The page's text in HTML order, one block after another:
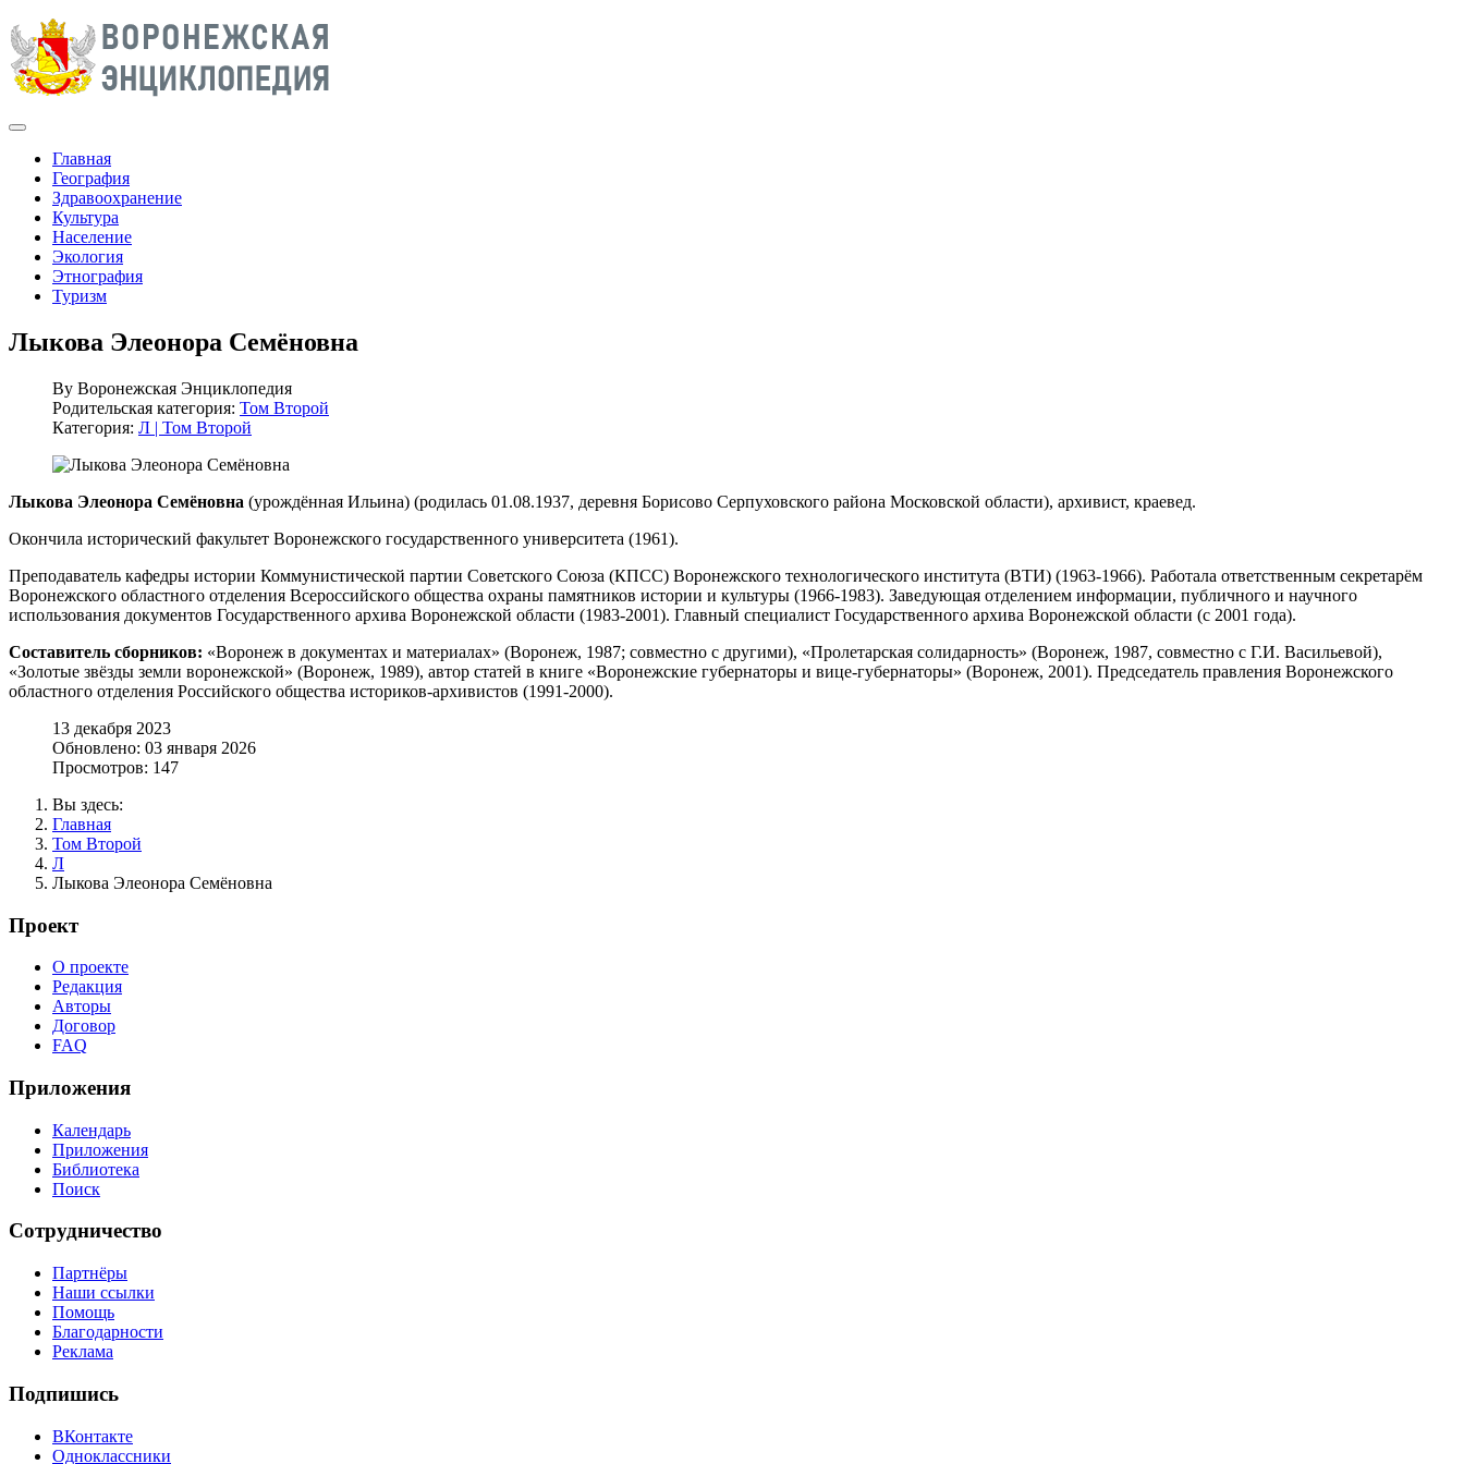
Главная
География
Здравоохранение
Культура
Население
Экология
Этнография
Туризм
Лыкова Элеонора Семёновна
By Воронежская Энциклопедия
Родительская категория: Том Второй
Категория: Л | Том Второй
Лыкова Элеонора Семёновна (урождённая Ильина) (родилась 01.08.1937, деревня Борисово Серпуховского района Московской области), архивист, краевед.
Окончила исторический факультет Воронежского государственного университета (1961).
Преподаватель кафедры истории Коммунистической партии Советского Союза (КПСС) Воронежского технологического института (ВТИ) (1963-1966). Работала ответственным секретарём
Воронежского областного отделения Всероссийского общества охраны памятников истории и культуры (1966-1983). Заведующая отделением информации, публичного и научного
использования документов Государственного архива Воронежской области (1983-2001). Главный специалист Государственного архива Воронежской области (с 2001 года).
Составитель сборников: «Воронеж в документах и материалах» (Воронеж, 1987; совместно с другими), «Пролетарская солидарность» (Воронеж, 1987, совместно с Г.И. Васильевой),
«Золотые звёзды земли воронежской» (Воронеж, 1989), автор статей в книге «Воронежские губернаторы и вице-губернаторы» (Воронеж, 2001). Председатель правления Воронежского
областного отделения Российского общества историков-архивистов (1991-2000).
13 декабря 2023
Обновлено: 03 января 2026
Просмотров: 147
Вы здесь:
Главная
Том Второй
Л
Лыкова Элеонора Семёновна
Проект
О проекте
Редакция
Авторы
Договор
FAQ
Приложения
Календарь
Приложения
Библиотека
Поиск
Сотрудничество
Партнёры
Наши ссылки
Помощь
Благодарности
Реклама
Подпишись
ВКонтакте
Одноклассники